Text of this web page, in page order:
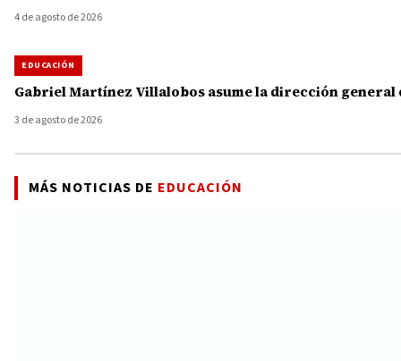
4 de agosto de 2026
EDUCACIÓN
Gabriel Martínez Villalobos asume la dirección general
3 de agosto de 2026
MÁS NOTICIAS DE EDUCACIÓN